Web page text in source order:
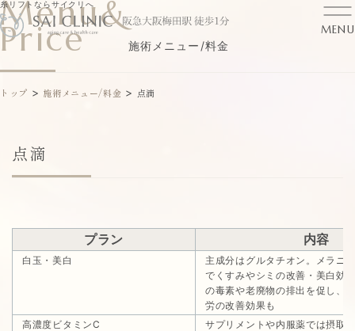
糸リフトならサイクリへ
MENU
Menu&
Price 施術メニュー/料金
トップ > 施術メニュー/料金 > 点滴
点滴
プラン 内容
白玉・美白
主成分はグルタチオン。メラニ
でくすみやシミの改善・美白効
の毒素や老廃物の排出を促し、
労の改善効果も
高濃度ビタミンC
サプリメントや内服薬では摂取